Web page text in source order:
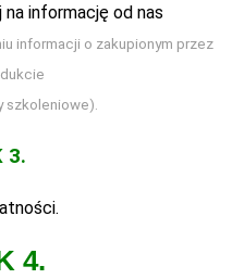
na informację od nas
informacji o zakupionym przez
szkoleniowe).
3.
4.